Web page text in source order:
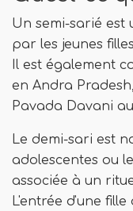
Un semi-sarié
par les jeunes
Il est également
en Andra
Pavada Davani
Le demi-sari est
adolescentes ou
associée à un
L'entrée d'une